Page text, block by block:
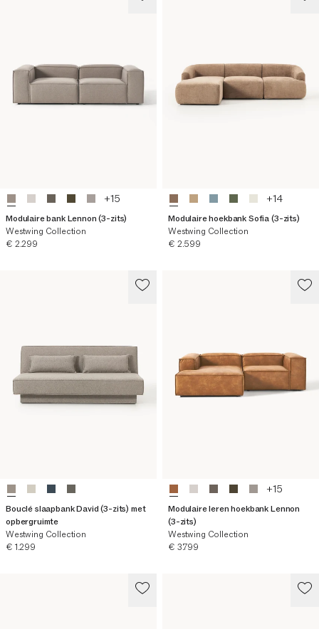
+15
Modulaire bank Lennon (3-zits)
Westwing Collection
Huidige prijs
€ 2.299
+14
Modulaire hoekbank Sofia (3-zits)
Westwing Collection
Huidige prijs
€ 2.599
Bouclé slaapbank David (3-zits) met
opbergruimte
Westwing Collection
Huidige prijs
€ 1.299
+15
Modulaire leren hoekbank Lennon
(3-zits)
Westwing Collection
Huidige prijs
€ 3.799